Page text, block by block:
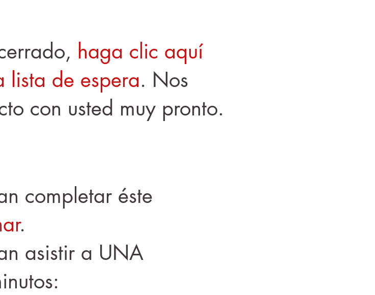
haga clic aquí
lista de espera. Nos
con usted muy pronto.
completar éste
.
asistir a UNA